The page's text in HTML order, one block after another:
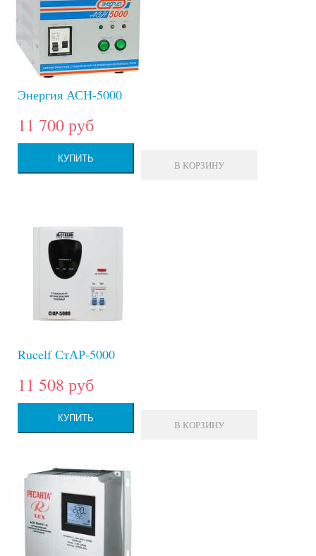
Энергия АСН-5000
11 700 руб
КУПИТЬ
В КОРЗИНУ
Rucelf СтАР-5000
11 508 руб
КУПИТЬ
В КОРЗИНУ